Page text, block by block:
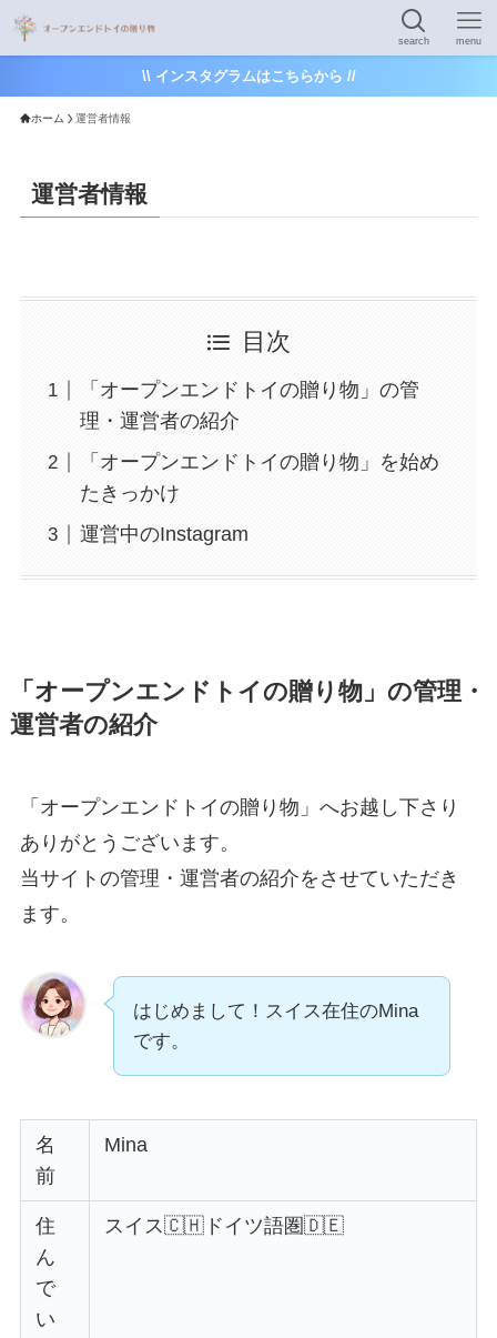
search menu
\\ インスタグラムはこちらから //
ホーム 運営者情報
運営者情報
目次
「オープンエンドトイの贈り物」の管
理・運営者の紹介
「オープンエンドトイの贈り物」を始め
たきっかけ
運営中のInstagram
「オープンエンドトイの贈り物」の管理・
運営者の紹介
「オープンエンドトイの贈り物」へお越し下さり
ありがとうございます。
当サイトの管理・運営者の紹介をさせていただき
ます。
はじめまして！スイス在住のMina
です。
名
前
Mina
住
ん
で
い
スイス🇨🇭ドイツ語圏🇩🇪